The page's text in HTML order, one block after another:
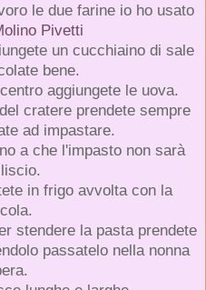
le due farine io ho usato
Pivetti
un cucchiaino di sale
bene.
aggiungete le uova.
cratere prendete sempre
ad impastare.
a che l'impasto non sarà
in frigo avvolta con la
stendere la pasta prendete
passatelo nella nonna